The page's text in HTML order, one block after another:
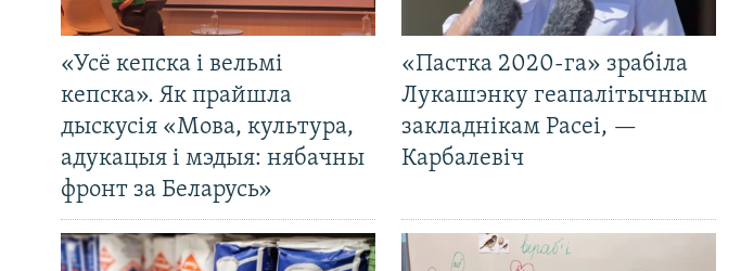
«Усё кепска і вельмі
кепска». Як прайшла
дыскусія «Мова, культура,
адукацыя і мэдыя: нябачны
фронт за Беларусь»
«Пастка 2020-га» зрабіла
Лукашэнку геапалітычным
закладнікам Расеі, —
Карбалевіч